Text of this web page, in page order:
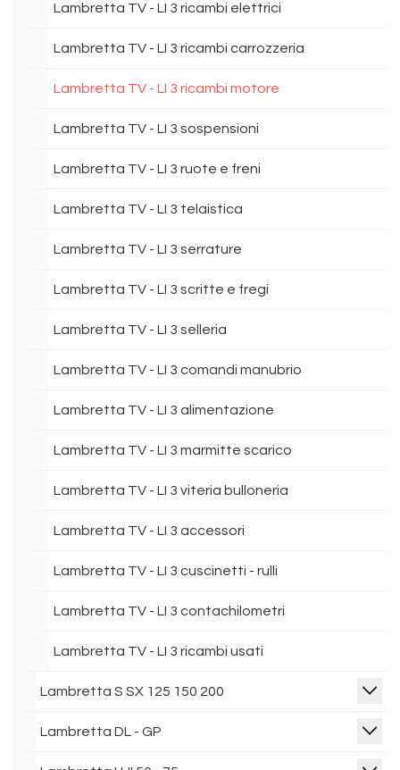
Lambretta TV - LI 3 ricambi elettrici
Lambretta TV - LI 3 ricambi carrozzeria
Lambretta TV - LI 3 ricambi motore
Lambretta TV - LI 3 sospensioni
Lambretta TV - LI 3 ruote e freni
Lambretta TV - LI 3 telaistica
Lambretta TV - LI 3 serrature
Lambretta TV - LI 3 scritte e fregi
Lambretta TV - LI 3 selleria
Lambretta TV - LI 3 comandi manubrio
Lambretta TV - LI 3 alimentazione
Lambretta TV - LI 3 marmitte scarico
Lambretta TV - LI 3 viteria bulloneria
Lambretta TV - LI 3 accessori
Lambretta TV - LI 3 cuscinetti - rulli
Lambretta TV - LI 3 contachilometri
Lambretta TV - LI 3 ricambi usati
Lambretta S SX 125 150 200
Lambretta DL - GP